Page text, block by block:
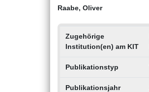
Raabe, Oliver
Zugehörige
Institution(en) am KIT
Publikationstyp
Publikationsjahr